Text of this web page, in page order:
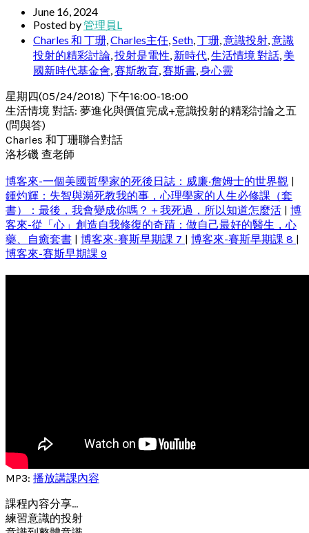
June 16, 2024
Posted by管理員L
Charles 和 丁珊,Charles主任,Seth,丁珊,意識投射,意識
投射的精彩討論,投射是電性, 新時代,生活情境 對話, 美
國新時代基金會,賽斯教育,賽斯書,身心靈
星期四(05/24/2018) 下午16:00-18:00
生活情境 對話: 夢進化與價值完成+意識投射的精彩討論之五
(問與答)
Charles 和丁珊聯合對話
洛杉磯 查老師
博客來-一個美國哲學家的死後日誌：威廉‧詹姆士的世界觀
鍾灼輝：失智與瀕死教我的事，心理學家的人生必修課（套
書）：最後，我會變成你嗎？＋我死過，所以知道怎麼活
博
客來-從「心」創造自我修復的奇蹟：做自己最好的醫生，心
藥、自癒套書
博客來-賽斯早期課 7 博客來-賽斯早期課 8
博客來-賽斯早期課 9
MP3: 播放講課內容
課程內容分享…
練習意識的投射